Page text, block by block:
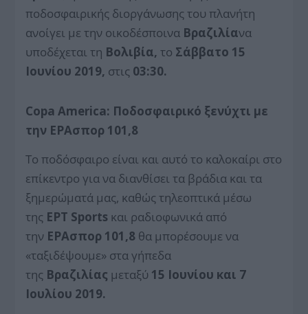
ποδοσφαιρικής διοργάνωσης του πλανήτη
ανοίγει με την οικοδέσποινα Βραζιλίανα
υποδέχεται τη Βολιβία, το Σάββατο 15
Ιουνίου 2019, στις 03:30.
Copa America: Ποδοσφαιρικό ξενύχτι με
την ΕΡΑσπορ 101,8
Το ποδόσφαιρο είναι και αυτό το καλοκαίρι στο
επίκεντρο για να διανθίσει τα βράδια και τα
ξημερώματά μας, καθώς τηλεοπτικά μέσω
της ΕΡΤ Sports και ραδιοφωνικά από
την ΕΡΑσπορ 101,8 θα μπορέσουμε να
«ταξιδέψουμε» στα γήπεδα
της Βραζιλίας μεταξύ 15 Ιουνίου και 7
Ιουλίου 2019.